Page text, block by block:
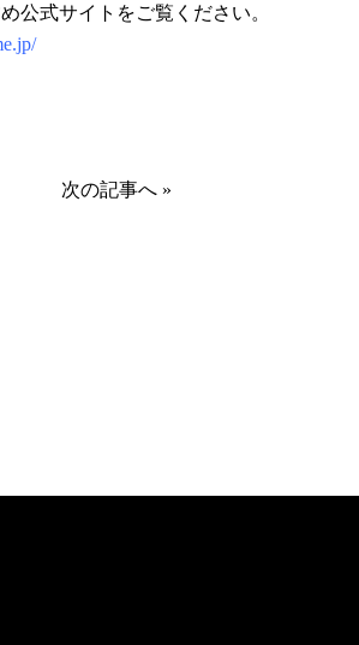
公式サイトをご覧ください。
次の記事へ »